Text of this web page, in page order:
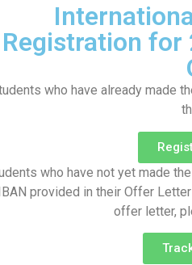
Registration for
who have already made
who have not yet made
provided in their Offer
offer letter,